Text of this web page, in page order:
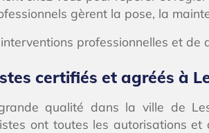
gèrent la pose, la
professionnelles et de
certifiés et agréés à
qualité dans la ville de
ont toutes les autorisations